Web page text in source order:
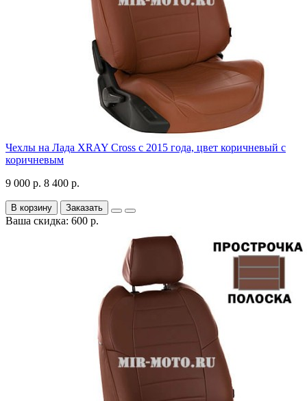
Чехлы на Лада XRAY Cross с 2015 года, цвет коричневый с
коричневым
9 000 р. 8 400 р.
В корзину Заказать
Ваша скидка: 600 р.